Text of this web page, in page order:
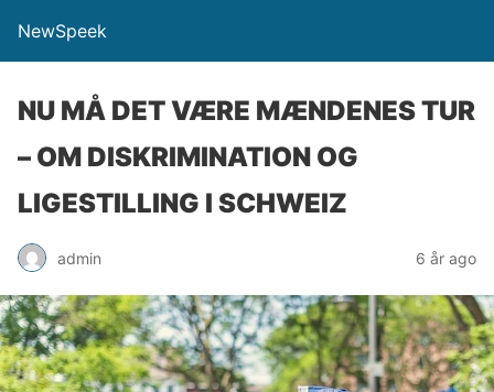
NewSpeek
NU MÅ DET VÆRE MÆNDENES TUR
– OM DISKRIMINATION OG
LIGESTILLING I SCHWEIZ
admin 6 år ago